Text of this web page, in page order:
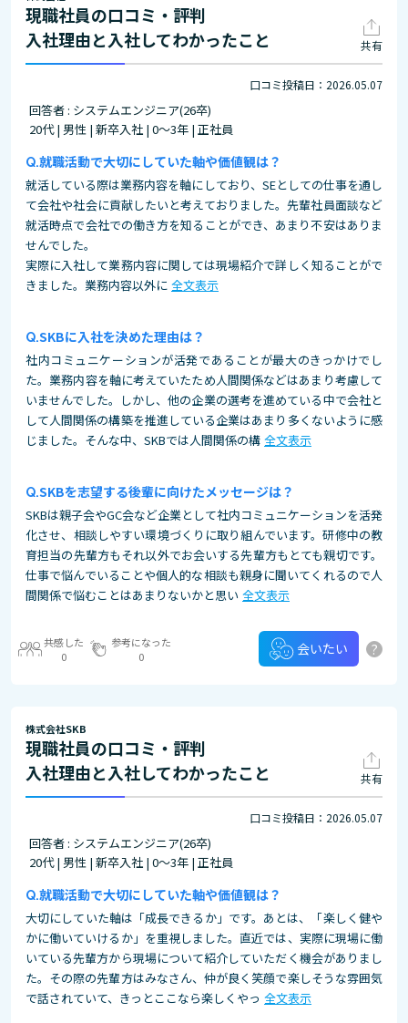
現職社員の口コミ・評判
入社理由と入社してわかったこと
共有
口コミ投稿日：2026.05.07
回答者 : システムエンジニア(26卒)
20代 | 男性 | 新卒入社 | 0～3年 | 正社員
就職活動で大切にしていた軸や価値観は？
就活している際は業務内容を軸にしており、SEとしての仕事を通し
て会社や社会に貢献したいと考えておりました。先輩社員面談など
就活時点で会社での働き方を知ることができ、あまり不安はありま
せんでした。
実際に入社して業務内容に関しては現場紹介で詳しく知ることがで
きました。業務内容以外に 全文表示
SKBに入社を決めた理由は？
社内コミュニケーションが活発であることが最大のきっかけでし
た。業務内容を軸に考えていたため人間関係などはあまり考慮して
いませんでした。しかし、他の企業の選考を進めている中で会社と
して人間関係の構築を推進している企業はあまり多くないように感
じました。そんな中、SKBでは人間関係の構 全文表示
SKBを志望する後輩に向けたメッセージは？
SKBは親子会やGC会など企業として社内コミュニケーションを活発
化させ、相談しやすい環境づくりに取り組んでいます。研修中の教
育担当の先輩方もそれ以外でお会いする先輩方もとても親切です。
仕事で悩んでいることや個人的な相談も親身に聞いてくれるので人
間関係で悩むことはあまりないかと思い 全文表示
共感した
0
参考になった
0
会いたい ?
株式会社SKB
現職社員の口コミ・評判
入社理由と入社してわかったこと
共有
口コミ投稿日：2026.05.07
回答者 : システムエンジニア(26卒)
20代 | 男性 | 新卒入社 | 0～3年 | 正社員
就職活動で大切にしていた軸や価値観は？
大切にしていた軸は「成長できるか」です。あとは、「楽しく健や
かに働いていけるか」を重視しました。直近では、実際に現場に働
いている先輩方から現場について紹介していただく機会がありまし
た。その際の先輩方はみなさん、仲が良く笑顔で楽しそうな雰囲気
で話されていて、きっとここなら楽しくやっ 全文表示